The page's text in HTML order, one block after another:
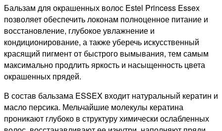
1000мл
Бальзам для окрашенных волос Estel Princess Essex
позволяет обеспечить локонам полноценное питание и
восстановление, глубокое увлажнение и
кондиционирование, а также уберечь искусственный
красящий пигмент от быстрого вымывания, тем самым
максимально продлить яркость и насыщенность цвета
окрашенных прядей.
В состав бальзама ESSEX входит натуральный кератин и
масло персика. Мельчайшие молекулы кератина
проникают глубоко в структуру химически ослабленных